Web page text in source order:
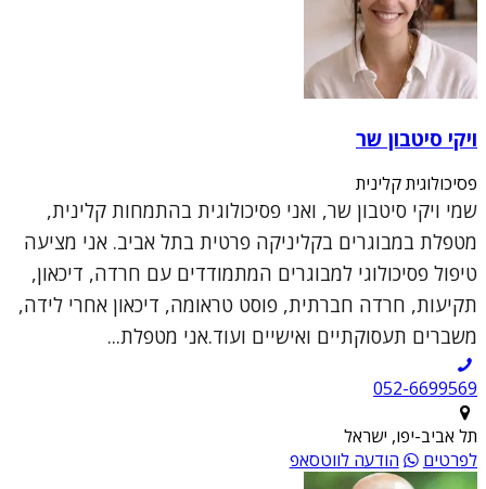
ויקי סיטבון שר
פסיכולוגית קלינית
שמי ויקי סיטבון שר, ואני פסיכולוגית בהתמחות קלינית,
מטפלת במבוגרים בקליניקה פרטית בתל אביב. אני מציעה
טיפול פסיכולוגי למבוגרים המתמודדים עם חרדה, דיכאון,
תקיעות, חרדה חברתית, פוסט טראומה, דיכאון אחרי לידה,
משברים תעסוקתיים ואישיים ועוד.אני מטפלת...
052-6699569
תל אביב-יפו, ישראל
לפרטים
הודעה לווטסאפ